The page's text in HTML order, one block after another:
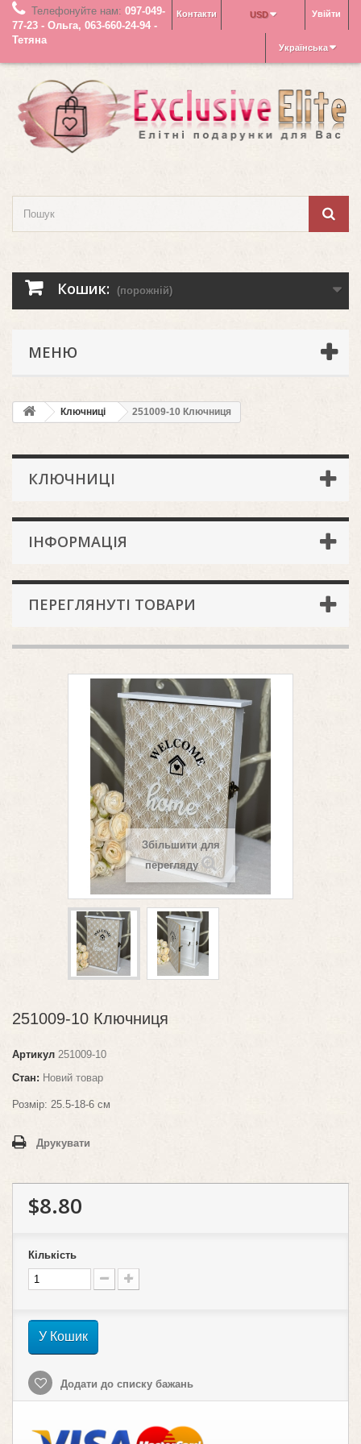
Увійти
USD
Контакти
Телефонуйте нам: 097-049-
77-23 - Ольга, 063-660-24-94 -
Тетяна
Українська
Кошик: (порожній)
МЕНЮ
Ключниці 251009-10 Ключниця
КЛЮЧНИЦІ
ІНФОРМАЦІЯ
ПЕРЕГЛЯНУТІ ТОВАРИ
Збільшити для
перегляду
251009-10 Ключниця
Артикул 251009-10
Стан: Новий товар
Розмір: 25.5-18-6 см
Друкувати
$8.80
Кількість
У Кошик
Додати до списку бажань